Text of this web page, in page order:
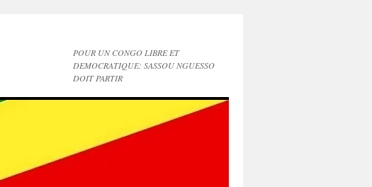
POUR UN CONGO LIBRE ET
DEMOCRATIQUE: SASSOU NGUESSO
DOIT PARTIR